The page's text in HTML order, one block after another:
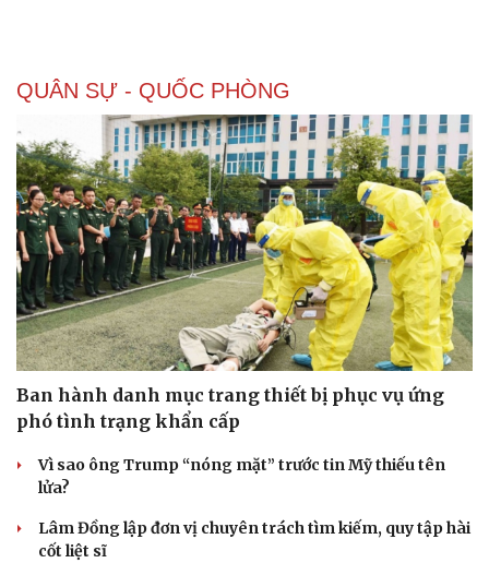
Sức khỏe
Dinh dưỡng - món ngon
Sản phụ khoa
Nhi khoa
Nam khoa
Làm đẹp - giảm cân
Phòng mạch online
Ăn sạch sống khỏe
Blog
Tình yêu - Gia đình
QUÂN SỰ - QUỐC PHÒNG
Ban hành danh mục trang thiết bị phục vụ ứng
phó tình trạng khẩn cấp
Vì sao ông Trump “nóng mặt” trước tin Mỹ thiếu tên
lửa?
Lâm Đồng lập đơn vị chuyên trách tìm kiếm, quy tập hài
cốt liệt sĩ